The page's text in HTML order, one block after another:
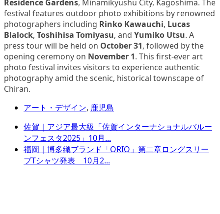
Residence Gardens, Minamikyushu City, Kagoshima. The
festival features outdoor photo exhibitions by renowned
photographers including Rinko Kawauchi, Lucas
Blalock, Toshihisa Tomiyasu, and Yumiko Utsu. A
press tour will be held on October 31, followed by the
opening ceremony on November 1. This first-ever art
photo festival invites visitors to experience authentic
photography amid the scenic, historical townscape of
Chiran.
アート・デザイン, 鹿児島
佐賀｜アジア最大級「佐賀インターナショナルバルー
ンフェスタ2025」10月...
福岡｜博多織ブランド「ORIO」第二章ロングスリー
ブTシャツ発表 10月2...